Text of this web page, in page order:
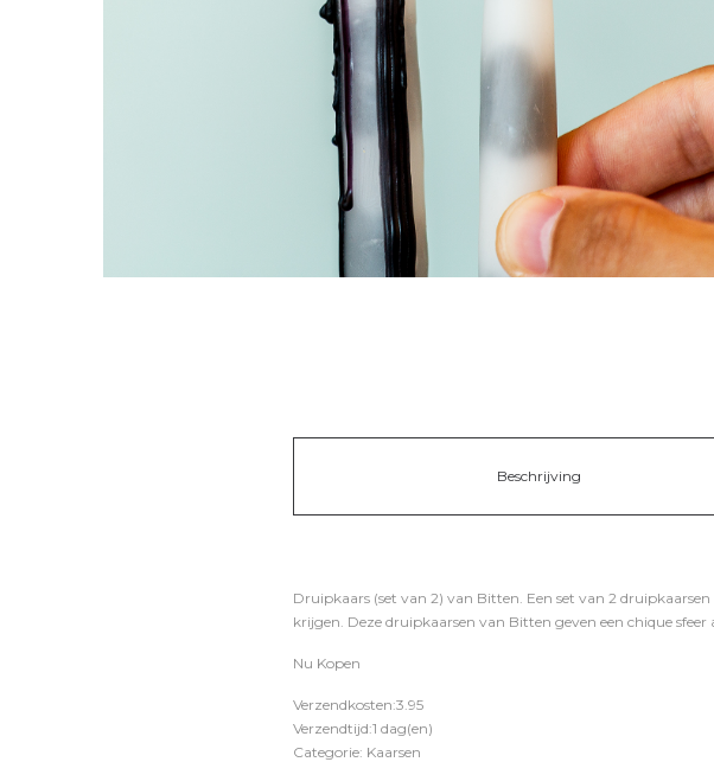
Beschrijving
Druipkaars (set van 2) van Bitten. Een set van 2
krijgen. Deze druipkaarsen van Bitten geven een chique
Nu Kopen
Verzendkosten:3.95
Verzendtijd:1 dag(en)
Categorie: Kaarsen